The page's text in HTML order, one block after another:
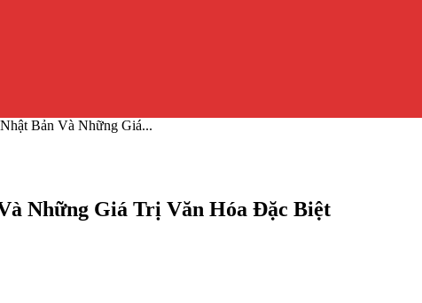
Bản Và Những Giá...
Những Giá Trị Văn Hóa Đặc Biệt